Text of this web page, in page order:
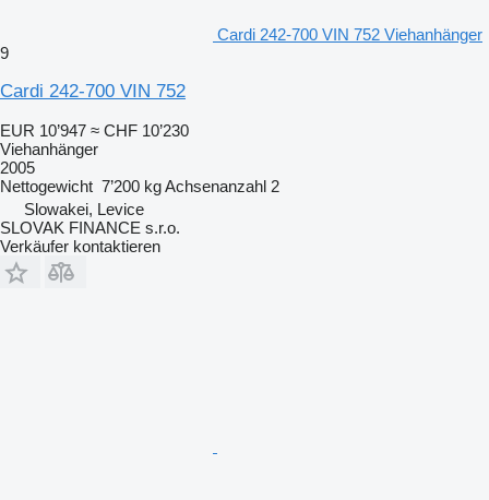
Cardi 242-700 VIN 752 Viehanhänger
9
Cardi 242-700 VIN 752
EUR 10’947 ≈ CHF 10’230
Viehanhänger
2005
Nettogewicht 7’200 kgAchsenanzahl 2
Slowakei, Levice
SLOVAK FINANCE s.r.o.
Verkäufer kontaktieren